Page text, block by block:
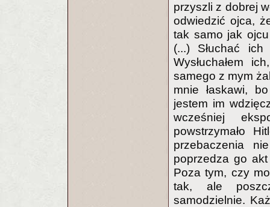
przyszli z dobrej
odwiedzić ojca,
tak samo jak
(...) Słuchać
Wysłuchałem
samego z mym
mnie łaskawi,
jestem im
wcześniej
powstrzymało
przebaczenia
poprzedza go
Poza tym, czy
tak, ale
samodzielnie.